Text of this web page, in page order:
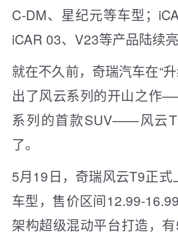
C-DM、星纪元等车型；
iCAR 03、V23等产品陆续亮
就在不久前，奇瑞汽车在“
出了风云系列的开山之作
系列的首款SUV——风云
了。
5月19日，奇瑞风云T9正式
车型，售价区间12.99-
架构超级混动平台打造，